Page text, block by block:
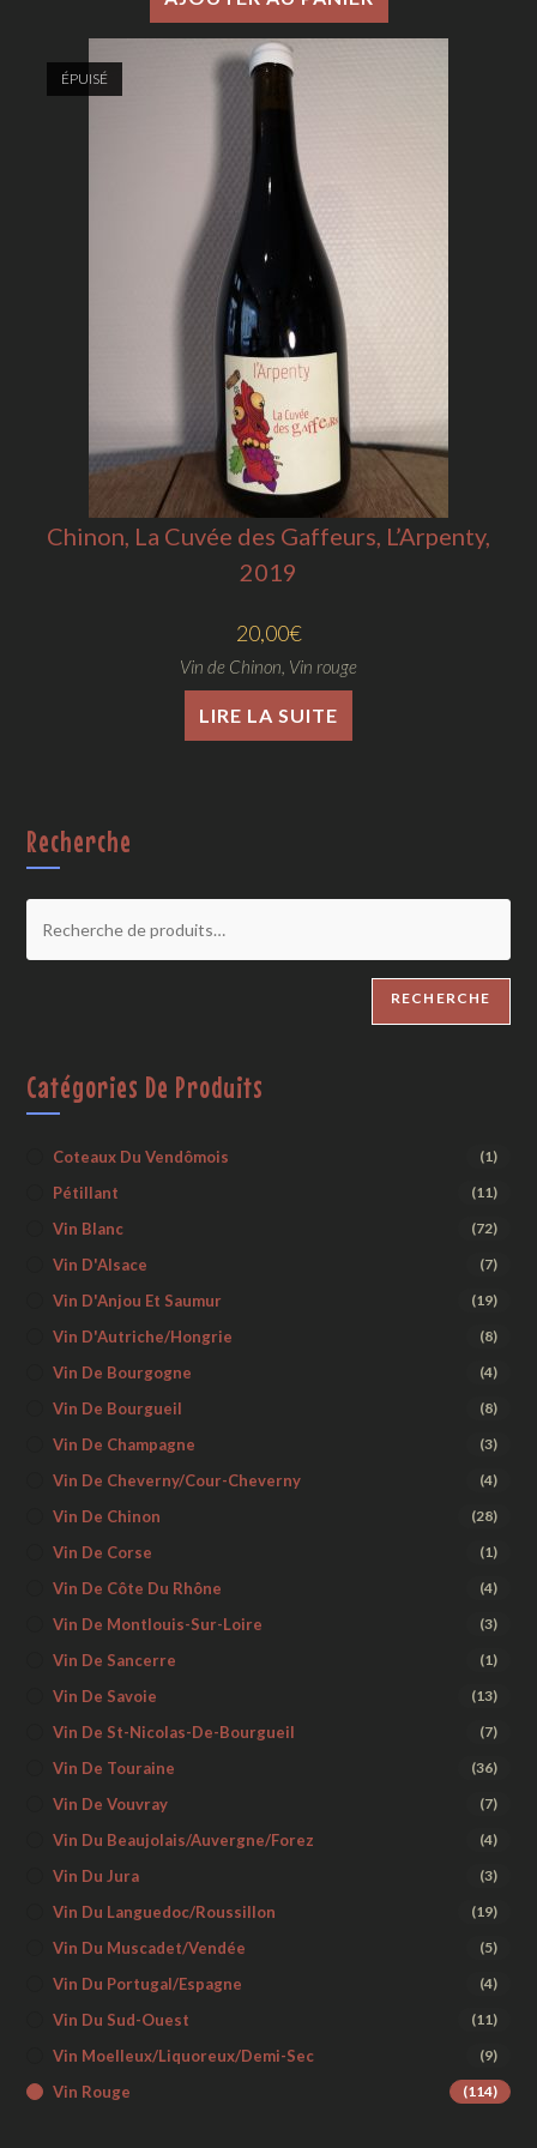
ÉPUISÉ
Chinon, La Cuvée des Gaffeurs, L’Arpenty,
2019
20,00€
Vin de Chinon Vin rouge
LIRE LA SUITE
Recherche
RECHERCHE
Catégories De Produits
Coteaux Du Vendômois (1)
Pétillant (11)
Vin Blanc (72)
Vin D'Alsace (7)
Vin D'Anjou Et Saumur (19)
Vin D'Autriche/Hongrie (8)
Vin De Bourgogne (4)
Vin De Bourgueil (8)
Vin De Champagne (3)
Vin De Cheverny/Cour-Cheverny (4)
Vin De Chinon (28)
Vin De Corse (1)
Vin De Côte Du Rhône (4)
Vin De Montlouis-Sur-Loire (3)
Vin De Sancerre (1)
Vin De Savoie (13)
Vin De St-Nicolas-De-Bourgueil (7)
Vin De Touraine (36)
Vin De Vouvray (7)
Vin Du Beaujolais/Auvergne/Forez (4)
Vin Du Jura (3)
Vin Du Languedoc/Roussillon (19)
Vin Du Muscadet/Vendée (5)
Vin Du Portugal/Espagne (4)
Vin Du Sud-Ouest (11)
Vin Moelleux/liquoreux/demi-Sec (9)
Vin Rouge (114)